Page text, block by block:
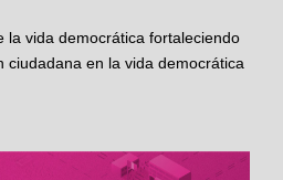
la vida democrática fortaleciendo
ciudadana en la vida democrática